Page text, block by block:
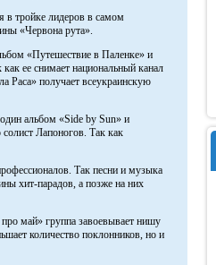
в тройке лидеров в самом
«Червона рута».
«Путешествие в Паленке» и
как ее снимает национальный канал
Раса» получает всеукраинскую
альбом «Side by Sun» и
Лапоногов. Так как
Так песни и музыка
хит-парадов, а позже на них
май» группа завоевывает нишу
количество поклонников, но и